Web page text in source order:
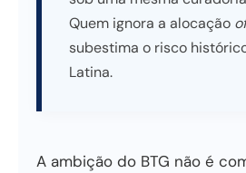
Quem ignora a alocação
subestima o risco
Latina.
A ambição do BTG não é